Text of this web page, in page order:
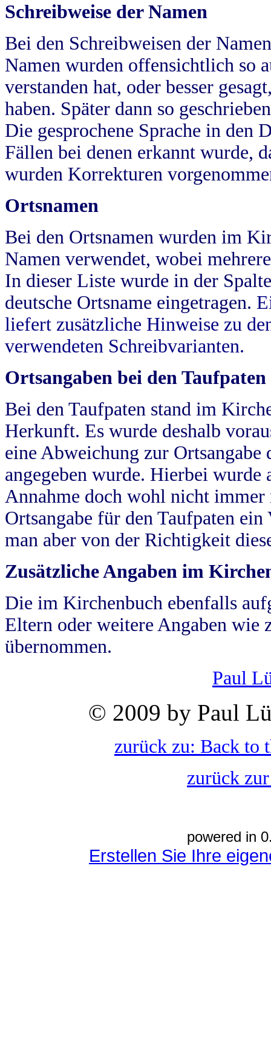
Schreibweise der Namen
Bei den Schreibweisen der
Namen wurden offensichtlich so
verstanden hat, oder besser
haben. Später dann so
Die gesprochene Sprache in
Fällen bei denen erkannt wurde,
wurden Korrekturen
Ortsnamen
Bei den Ortsnamen wurden im
Namen verwendet, wobei
In dieser Liste wurde in der
deutsche Ortsname eingetragen.
liefert zusätzliche Hinweise zu
verwendeten Schreibvarianten.
Ortsangaben bei den Taufpaten
Bei den Taufpaten stand im
Herkunft. Es wurde deshalb
eine Abweichung zur
angegeben wurde. Hierbei wurde
Annahme doch wohl nicht
Ortsangabe für den Taufpaten
man aber von der Richtigkeit
Zusätzliche Angaben im
Die im Kirchenbuch ebenfalls
Eltern oder weitere Angaben wie
übernommen.
Paul
© 2009 by Paul
zurück zu: Back to
zurück
powered in
Erstellen Sie Ihre